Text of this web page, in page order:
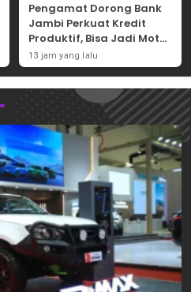
Pengamat Dorong Bank
Jambi Perkuat Kredit
Produktif, Bisa Jadi Motor
Ekonomi Daerah
13 jam yang lalu